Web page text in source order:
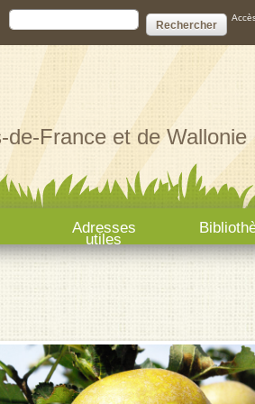
Formulaire de
Rechercher
France et de Wallonie
Adresses
utiles